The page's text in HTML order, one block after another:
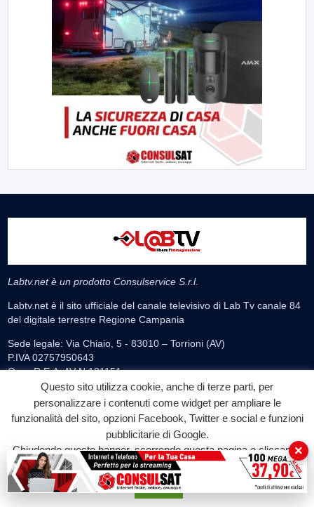
Labtv.net è un prodotto Consulservice S.r.l.
Labtv.net è il sito ufficiale del canale televisivo di Lab Tv canale 84
del digitale terrestre Regione Campania
Sede legale: Via Chiaio, 5 - 83010 – Torrioni (AV)
P.IVA 02757950643
Oscr. R.E.A. AV N.181151
Editore: Consulservice S.r.l.
Testata giornalistica Reg. Trib. di Benevento
n. 244 del 26.02.2015
Direttore Responsabile Dott.ssa Oliviero Antonella
Contatti: 0824.337274 – 327.7390733
redazione@labtv.net
Questo sito utilizza cookie, anche di terze parti, per
personalizzare i contenuti come widget per ampliare le
funzionalità del sito, opzioni Facebook, Twitter e social e funzioni
pubblicitarie di Google.
Chiudendo questo banner, scorrendo questa pagina o cliccando
su qualunque suo elemento acconsenti all'uso dei cookie.
Accetta
×